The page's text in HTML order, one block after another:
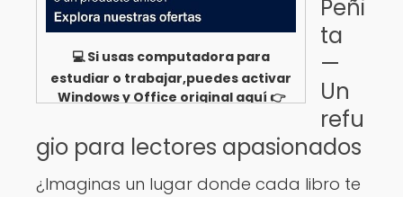
💻 Si usas computadora para
estudiar o trabajar,puedes activar
Windows y Office original aquí 👉
Peñi
ta
—
Un
refu
gio para lectores apasionados
¿Imaginas un lugar donde cada libro te